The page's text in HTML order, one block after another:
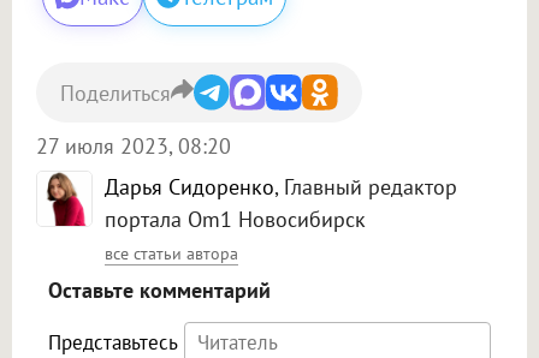
Дарья Сидоренко, Главный редактор
портала Om1 Новосибирск
все статьи автора
27 июля 2023, 08:20
Поделиться
Оставьте комментарий
Представьтесь